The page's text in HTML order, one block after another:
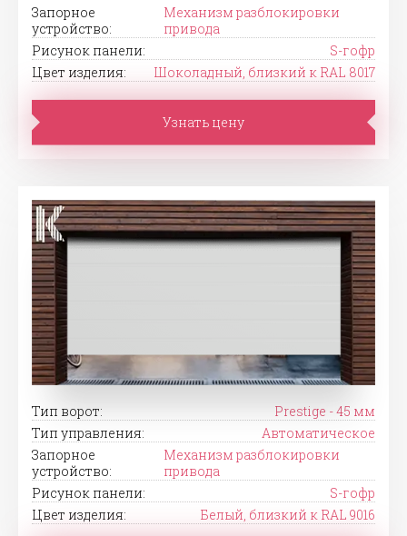
Запорное
устройство:
Механизм разблокировки
привода
Рисунок панели:
S-гофр
Цвет изделия:
Шоколадный, близкий к RAL 8017
Узнать цену
Тип ворот:
Prestige - 45 мм
Тип управления:
Автоматическое
Запорное
устройство:
Механизм разблокировки
привода
Рисунок панели:
S-гофр
Цвет изделия:
Белый, близкий к RAL 9016